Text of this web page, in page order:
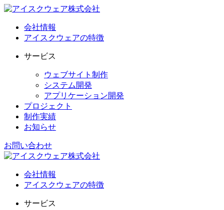
会社情報
アイスクウェアの特徴
サービス
ウェブサイト制作
システム開発
アプリケーション開発
プロジェクト
制作実績
お知らせ
お問い合わせ
会社情報
アイスクウェアの特徴
サービス